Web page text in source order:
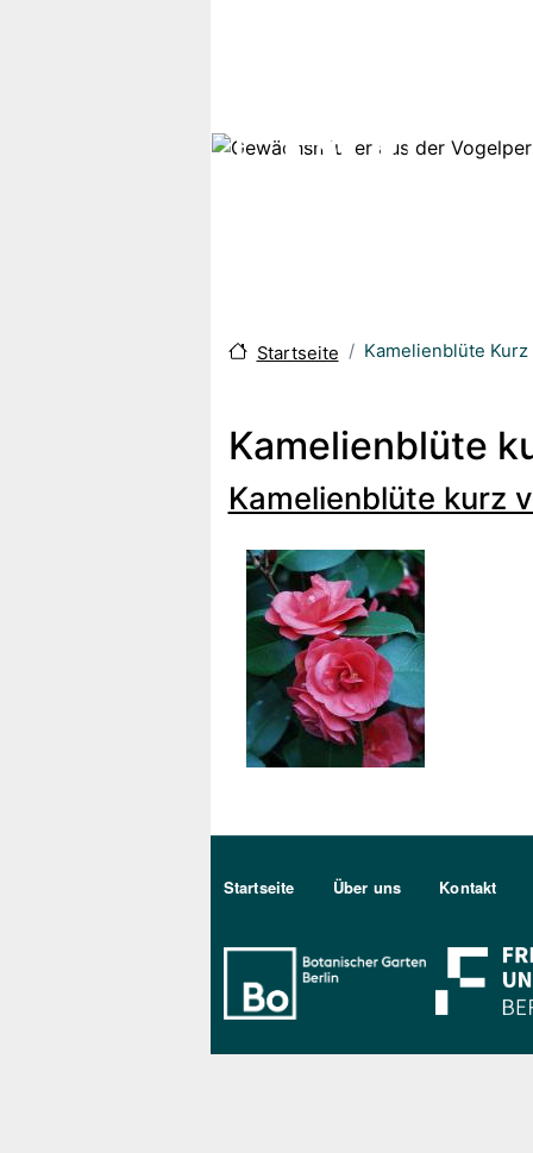
Startseite Kamelienblüte
Kamelienblüte
Kamelienblüte kurz
Sekundärmenu DE
Startseite Über uns Kontakt
Bo Berlin